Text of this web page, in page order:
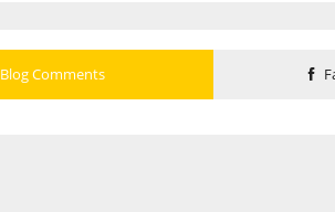
Blog Comments